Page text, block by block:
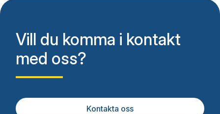
Vill du komma i kontakt
med oss?
Kontakta oss